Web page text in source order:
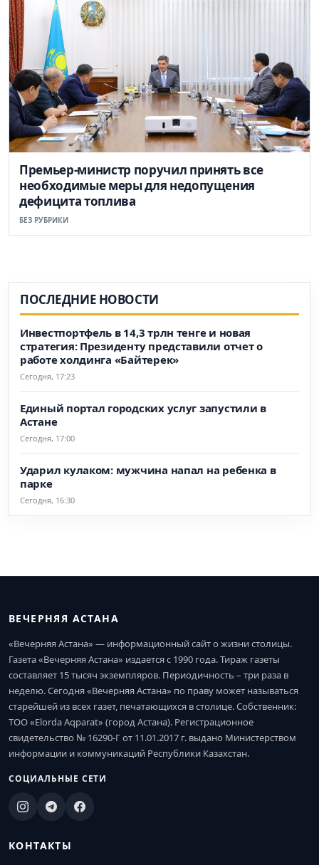
Премьер-министр поручил принять все
необходимые меры для недопущения
дефицита топлива
БЕЗ РУБРИКИ
ПОСЛЕДНИЕ НОВОСТИ
Инвестпортфель в 14,3 трлн тенге и новая
стратегия: Президенту представили отчет о
работе холдинга «Байтерек»
Сегодня, 17:23
Единый портал городских услуг запустили в
Астане
Сегодня, 17:00
Ударил кулаком: мужчина напал на ребенка в
парке
Сегодня, 16:30
ВЕЧЕРНЯЯ АСТАНА
«Вечерняя Астана» — информационный сайт о жизни столицы.
Газета «Вечерняя Астана» издается с 1990 года. Тираж газеты
составляет 15 тысяч экземпляров. Периодичность – три раза в
неделю. Сегодня «Вечерняя Астана» по праву может называться
старейшей из всех газет, печатающихся в столице. Собственник:
ТОО «Elorda Aqparat» (город Астана). Регистрационное
свидетельство № 16290-Г от 11.01.2017 г. выдано Министерством
информации и коммуникаций Республики Казахстан.
СОЦИАЛЬНЫЕ СЕТИ
КОНТАКТЫ